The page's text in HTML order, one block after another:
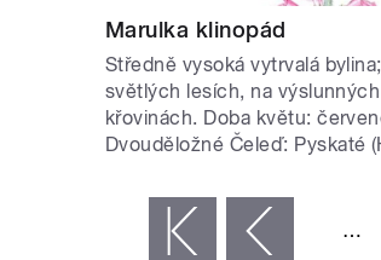
Marulka klinopád
Středně vysoká vytrvalá
světlých lesích, na
křovinách. Doba květu:
Dvouděložné Čeleď: Pyskaté
‹ předchozí …